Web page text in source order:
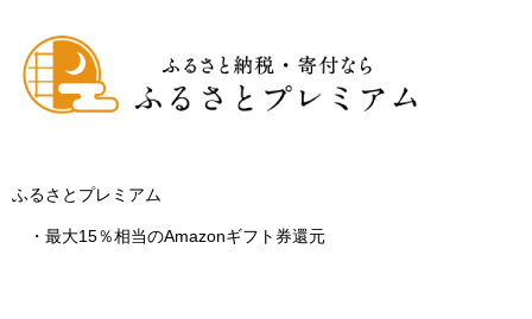
ふるさとプレミアム
・最大15％相当のAmazonギフト券還元